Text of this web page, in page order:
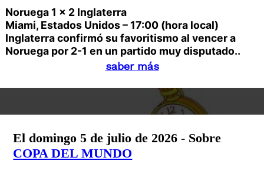
Noruega 1 x 2 Inglaterra
Miami, Estados Unidos – 17:00 (hora local)
Inglaterra confirmó su favoritismo al vencer a
Noruega por 2-1 en un partido muy disputado..
saber más
El domingo 5 de julio de 2026 - Sobre
COPA DEL MUNDO